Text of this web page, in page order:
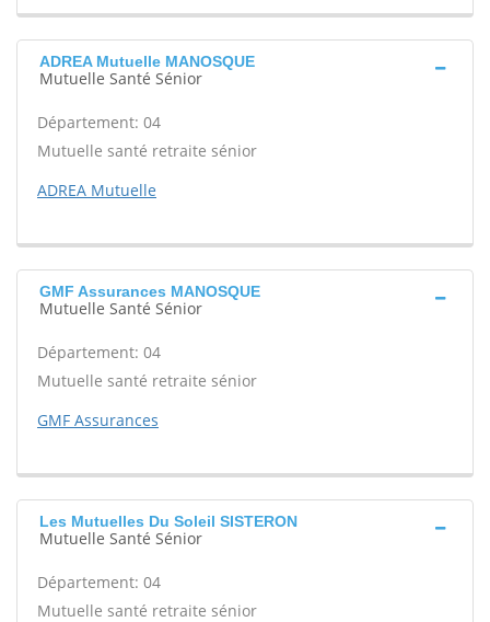
ADREA Mutuelle MANOSQUE
Mutuelle Santé Sénior
Département: 04
Mutuelle santé retraite sénior
ADREA Mutuelle
GMF Assurances MANOSQUE
Mutuelle Santé Sénior
Département: 04
Mutuelle santé retraite sénior
GMF Assurances
Les Mutuelles Du Soleil SISTERON
Mutuelle Santé Sénior
Département: 04
Mutuelle santé retraite sénior